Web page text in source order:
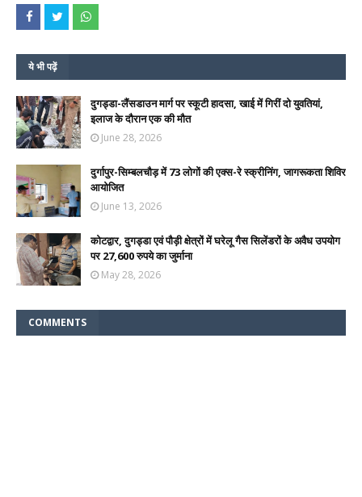
ये भी पढ़ें
दुगड्डा-लैंसडाउन मार्ग पर स्कूटी हादसा, खाई में गिरीं दो युवतियां,
इलाज के दौरान एक की मौत
June 28, 2026
दुर्गापुर-सिम्बलचौड़ में 73 लोगों की एक्स-रे स्क्रीनिंग, जागरूकता शिविर
आयोजित
June 13, 2026
कोटद्वार, दुगड्डा एवं पौड़ी क्षेत्रों में घरेलू गैस सिलेंडरों के अवैध उपयोग
पर 27,600 रुपये का जुर्माना
May 28, 2026
COMMENTS